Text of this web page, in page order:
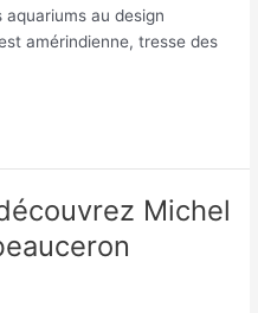
aquariums au design
amérindienne, tresse des
Michel